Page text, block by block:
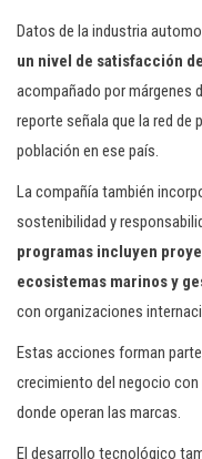
Datos de la industria
un nivel de satisfacción
acompañado por márgenes
reporte señala que la red de
población en ese país.
La compañía también
sostenibilidad y
programas incluyen
ecosistemas marinos y
con organizaciones
Estas acciones forman
crecimiento del negocio
donde operan las marcas.
El desarrollo tecnológico